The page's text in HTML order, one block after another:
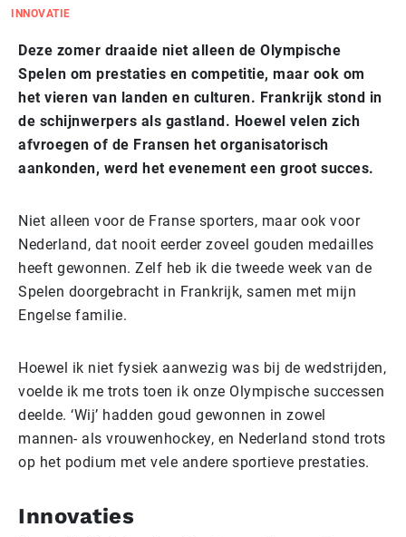
INNOVATIE
Deze zomer draaide niet alleen de Olympische
Spelen om prestaties en competitie, maar ook om
het vieren van landen en culturen. Frankrijk stond in
de schijnwerpers als gastland. Hoewel velen zich
afvroegen of de Fransen het organisatorisch
aankonden, werd het evenement een groot succes.
Niet alleen voor de Franse sporters, maar ook voor
Nederland, dat nooit eerder zoveel gouden medailles
heeft gewonnen. Zelf heb ik die tweede week van de
Spelen doorgebracht in Frankrijk, samen met mijn
Engelse familie.
Hoewel ik niet fysiek aanwezig was bij de wedstrijden,
voelde ik me trots toen ik onze Olympische successen
deelde. ‘Wij’ hadden goud gewonnen in zowel
mannen- als vrouwenhockey, en Nederland stond trots
op het podium met vele andere sportieve prestaties.
Innovaties